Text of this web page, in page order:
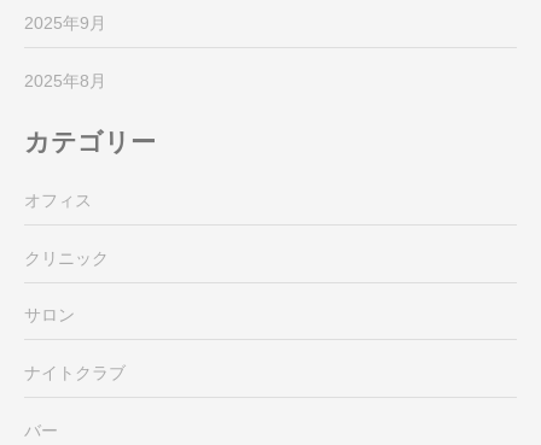
2025年9月
2025年8月
カテゴリー
オフィス
クリニック
サロン
ナイトクラブ
バー